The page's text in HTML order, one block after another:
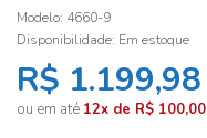
Modelo: 4660-9
Disponibilidade: Em estoque
R$ 1.199,98
ou em até 12x de R$ 100,00